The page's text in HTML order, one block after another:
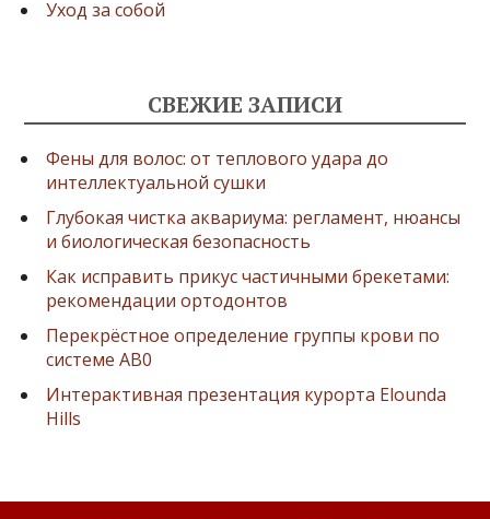
Уход за собой
СВЕЖИЕ ЗАПИСИ
Фены для волос: от теплового удара до
интеллектуальной сушки
Глубокая чистка аквариума: регламент, нюансы
и биологическая безопасность
Как исправить прикус частичными брекетами:
рекомендации ортодонтов
Перекрёстное определение группы крови по
системе AB0
Интерактивная презентация курорта Elounda
Hills